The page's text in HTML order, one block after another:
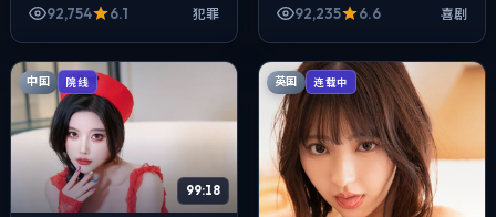
宇、提莫西·查拉梅、裴斗娜等
92,754 6.1 犯罪
导，黄政民、张译、朱一龙等
92,235 6.6 喜剧
中国 院线
99:18
英国 连载中